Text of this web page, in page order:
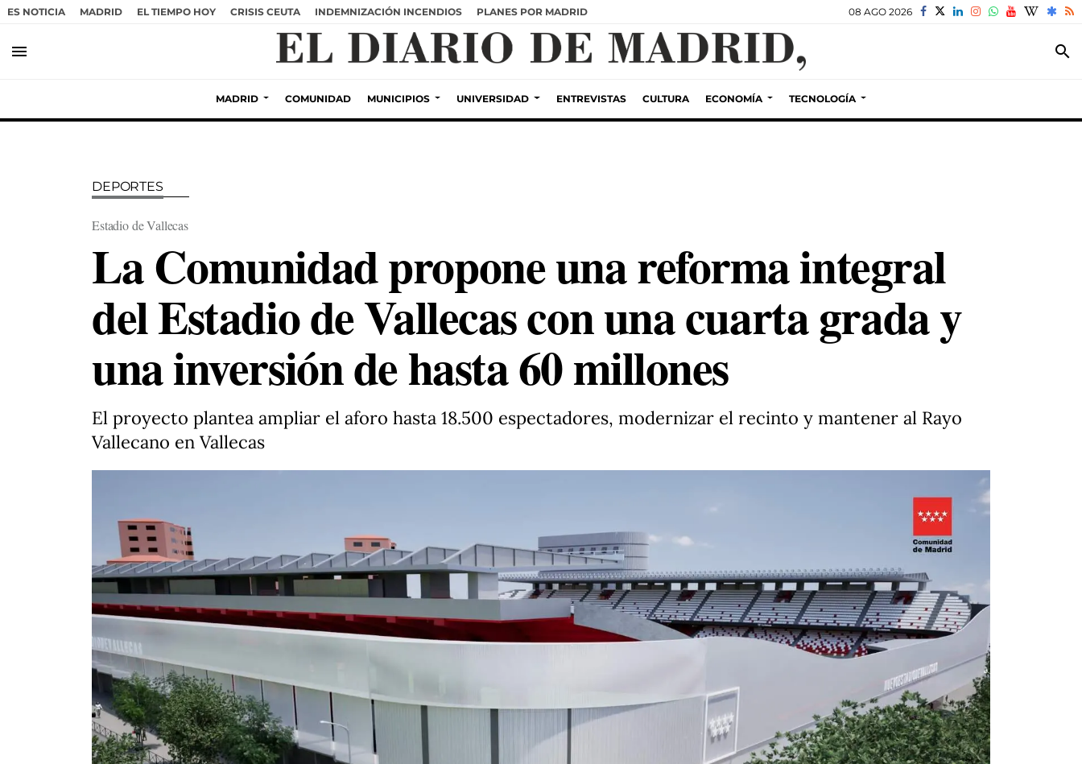
ES NOTICIA MADRID EL TIEMPO HOY CRISIS CEUTA INDEMNIZACIÓN INCENDIOS PLANES POR MADRID 08 AGO 2026
menu search
MADRID COMUNIDAD MUNICIPIOS UNIVERSIDAD ENTREVISTAS CULTURA ECONOMÍA TECNOLOGÍA
DEPORTES
Estadio de Vallecas
La Comunidad propone una reforma integral
del Estadio de Vallecas con una cuarta grada y
una inversión de hasta 60 millones
El proyecto plantea ampliar el aforo hasta 18.500 espectadores, modernizar el recinto y mantener al Rayo
Vallecano en Vallecas